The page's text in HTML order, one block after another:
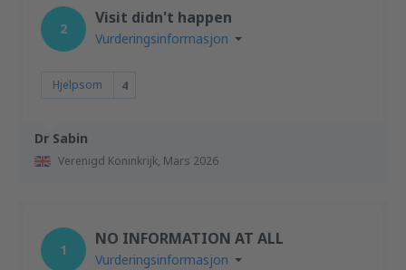
Dr Sabin
Verenigd Koninkrijk, Mars 2026
2
Visit didn't happen
Vurderingsinformasjon
Hjelpsom 4
1
NO INFORMATION AT ALL
Vurderingsinformasjon